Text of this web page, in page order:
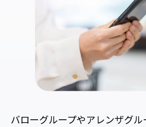
バローグループやアレンザグ